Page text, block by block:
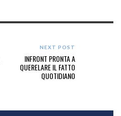
NEXT POST
INFRONT PRONTA A
QUERELARE IL FATTO
QUOTIDIANO